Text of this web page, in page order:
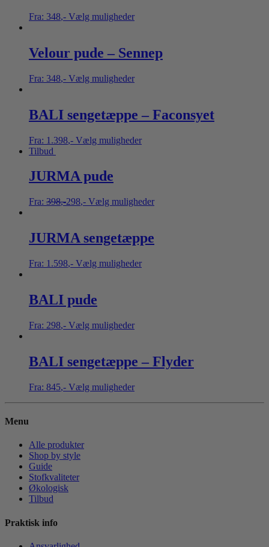
Fra: 348,- Vælg muligheder
Velour pude – Sennep
Fra: 348,- Vælg muligheder
BALI sengetæppe – Faconsyet
Fra: 1.398,- Vælg muligheder
Tilbud
JURMA pude
Fra: 398,-298,- Vælg muligheder
JURMA sengetæppe
Fra: 1.598,- Vælg muligheder
BALI pude
Fra: 298,- Vælg muligheder
BALI sengetæppe – Flyder
Fra: 845,- Vælg muligheder
Menu
Alle produkter
Shop by style
Guide
Stofkvaliteter
Økologisk
Tilbud
Praktisk info